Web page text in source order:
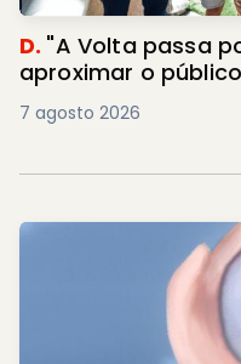
D. "A Volta passa
aproximar o
7 agosto 2026